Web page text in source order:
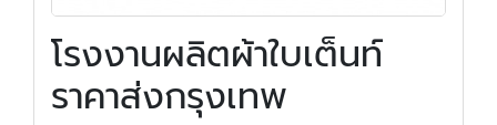
โรงงานผลิตผ้าใบเต็นท์
ราคาส่งกรุงเทพ